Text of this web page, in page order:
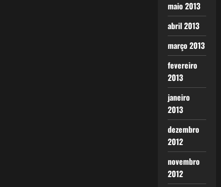
maio 2013
abril 2013
março 2013
fevereiro
2013
janeiro
2013
dezembro
2012
novembro
2012